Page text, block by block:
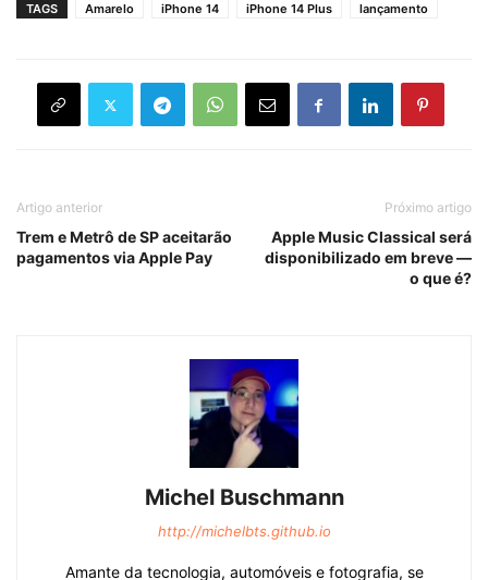
TAGS Amarelo iPhone 14 iPhone 14 Plus lançamento
Artigo anterior
Trem e Metrô de SP aceitarão
pagamentos via Apple Pay
Próximo artigo
Apple Music Classical será
disponibilizado em breve —
o que é?
Michel Buschmann
http://michelbts.github.io
Amante da tecnologia, automóveis e fotografia, se